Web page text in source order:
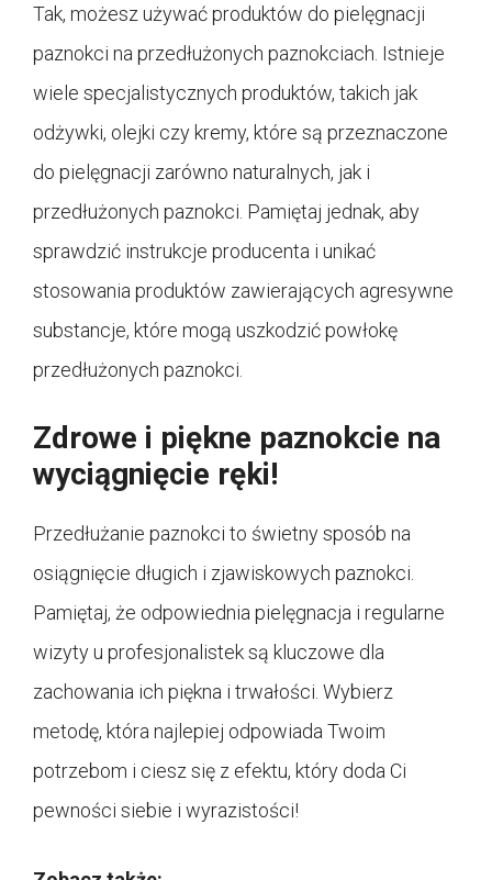
Tak, możesz używać produktów do pielęgnacji
paznokci na przedłużonych paznokciach. Istnieje
wiele specjalistycznych produktów, takich jak
odżywki, olejki czy kremy, które są przeznaczone
do pielęgnacji zarówno naturalnych, jak i
przedłużonych paznokci. Pamiętaj jednak, aby
sprawdzić instrukcje producenta i unikać
stosowania produktów zawierających agresywne
substancje, które mogą uszkodzić powłokę
przedłużonych paznokci.
Zdrowe i piękne paznokcie na
wyciągnięcie ręki!
Przedłużanie paznokci to świetny sposób na
osiągnięcie długich i zjawiskowych paznokci.
Pamiętaj, że odpowiednia pielęgnacja i regularne
wizyty u profesjonalistek są kluczowe dla
zachowania ich piękna i trwałości. Wybierz
metodę, która najlepiej odpowiada Twoim
potrzebom i ciesz się z efektu, który doda Ci
pewności siebie i wyrazistości!